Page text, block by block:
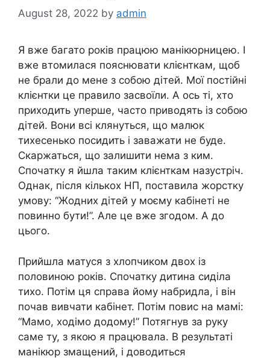
August 28, 2022 by admin
Я вже багато років працюю манікюрницею. І
вже втомилася пояснювати клієнткам, щоб
не брали до мене з собою дітей. Мої постійні
клієнтки це правило засвоїли. А ось ті, хто
приходить уперше, часто приводять із собою
дітей. Вони всі клянуться, що малюк
тихесенько посидить і заважати не буде.
Скаржаться, що залишити нема з ким.
Спочатку я йшла таким клієнткам назустріч.
Однак, після кількох НП, поставила жорстку
умову: “Жодних дітей у моєму кабінеті не
повинно бути!”. Але це вже згодом. А до
цього.
Прийшла матуся з хлопчиком двох із
половиною років. Спочатку дитина сиділа
тихо. Потім ця справа йому набридла, і він
почав вивчати кабінет. Потім повис на мамі:
“Мамо, ходімо додому!” Потягнув за руку
саме ту, з якою я працювала. В результаті
манікюр змащений, і доводиться